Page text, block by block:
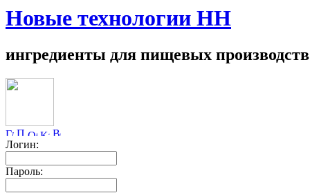
Новые технологии НН
ингредиенты для пищевых производств
Логин:
Пароль: